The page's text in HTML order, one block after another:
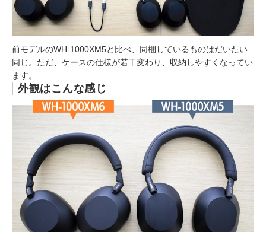
前モデルのWH-1000XM5と比べ、同梱しているものはだいたい
同じ。ただ、ケースの仕様が若干変わり、収納しやすくなってい
ます。
外観はこんな感じ